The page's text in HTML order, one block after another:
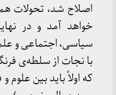
اصلاح شد، تحولات
خواهد آمد و در
سیاسی، اجتماعی و
با نجات از سلطه‌ی
که اولاً باید بین علوم